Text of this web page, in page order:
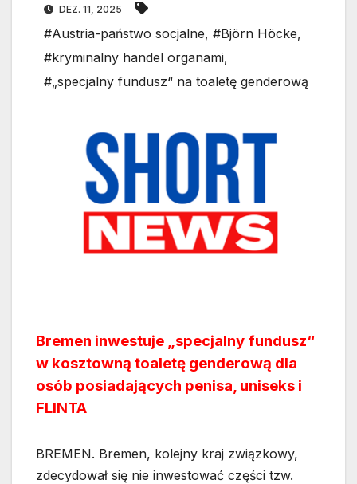
DEZ. 11, 2025
#Austria-państwo socjalne, #Björn Höcke,
#kryminalny handel organami,
#„specjalny fundusz“ na toaletę genderową
Bremen inwestuje „specjalny fundusz“
w kosztowną toaletę genderową dla
osób posiadających penisa, uniseks i
FLINTA
BREMEN. Bremen, kolejny kraj związkowy,
zdecydował się nie inwestować części tzw.